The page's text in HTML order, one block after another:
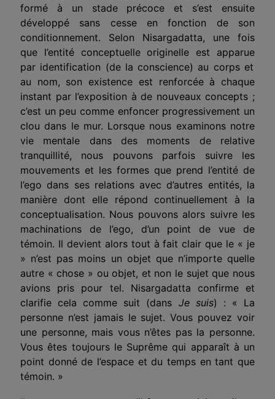
formé à un stade précoce et s’est ensuite
développé sans cesseen fonction de son
conditionnement. Selon Nisargadatta, une fois
que l’entité conceptuelle originelle est apparue
par identification (de la conscience) au corps et
au nom, son existence est renforcée à chaque
instant par l’exposition à de nouveaux concepts ;
c’est un peu comme enfoncer progressivement un
clou dans le mur. Lorsque nous examinons notre
vie mentale dans des moments de relative
tranquillité, nous pouvons parfois suivre les
mouvements et les formes que prend l’entité de
l’ego dans ses relations avec d’autres entités, la
manière dont elle répond continuellement à la
conceptualisation. Nous pouvons alors suivre les
machinations de l’ego, d’un point de vue de
témoin. Il devient alors tout à fait clair que le « je
» n’est pas moins un objet que n’importe quelle
autre « chose » ou objet, et non le sujet que nous
avions pris pour tel. Nisargadatta confirme et
clarifie cela comme suit (dans Je suis) : « La
personne n’est jamais le sujet. Vous pouvez voir
une personne, mais vous n’êtes pas la personne.
Vous êtes toujours le Suprême qui apparaît à un
point donné de l’espace et du temps en tant que
témoin. »